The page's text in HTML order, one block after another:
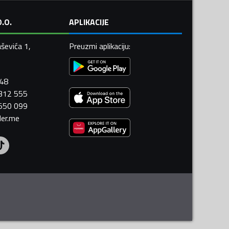
1,
555
099
APLIKACIJE
Preuzmi aplikaciju: